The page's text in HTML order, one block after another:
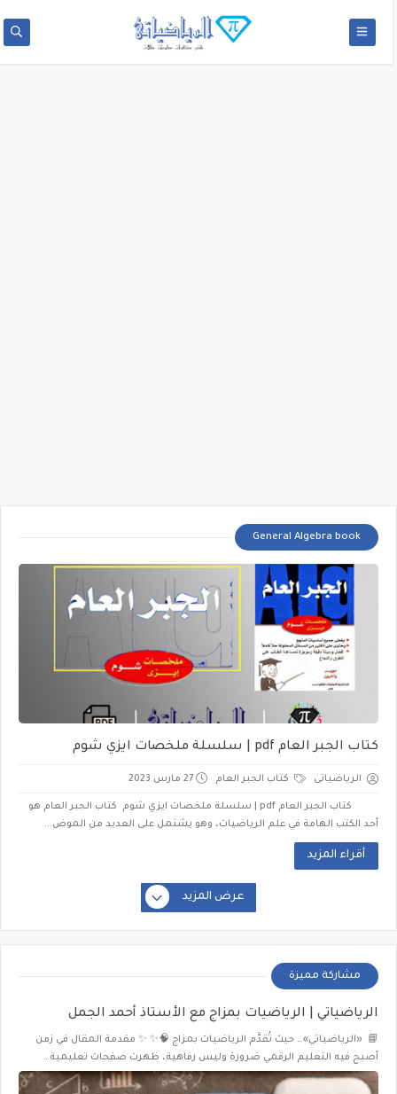
General Algebra book
كتاب الجبر العام pdf | سلسلة ملخصات ايزي شوم
الرياضياتى كتاب الجبر العام 27 مارس 2023
كتاب الجبر العام pdf | سلسلة ملخصات ايزي شوم كتاب الجبر العام هو
أحد الكتب الهامة في علم الرياضيات، وهو يشتمل على العديد من الموض...
أقراء المزيد
عرض المزيد
مشاركة مميزة
الرياضياتي | الرياضيات بمزاج مع الأستاذ أحمد الجمل
📘 «الرياضياتي»… حيث تُقدَّم الرياضيات بمزاج 🧠✨ ✨ مقدمة المقال في زمن
أصبح فيه التعليم الرقمي ضرورة وليس رفاهية، ظهرت صفحات تعليمية…